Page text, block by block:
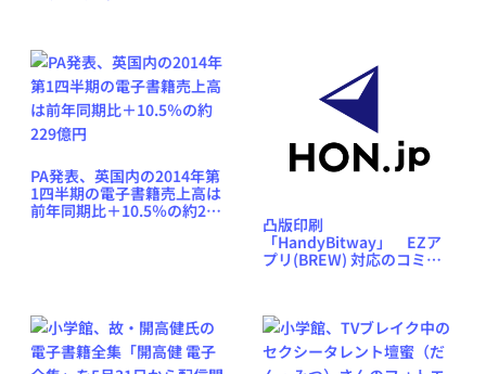
PA発表、英国内の2014年第
1四半期の電子書籍売上高は
前年同期比＋10.5％の約229
凸版印刷
「HandyBitway」 EZア
プリ(BREW) 対応のコミッ